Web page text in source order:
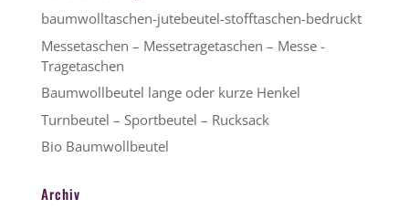
baumwolltaschen-jutebeutel-stofftaschen-bedruckt
Messetaschen – Messetragetaschen – Messe -
Tragetaschen
Baumwollbeutel lange oder kurze Henkel
Turnbeutel – Sportbeutel – Rucksack
Bio Baumwollbeutel
Archiv